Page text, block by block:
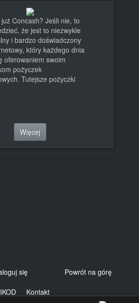
Concash? Jeśli nie, to
że jest to niezwykle
i bardzo doświadczony
który każdego dnia
oferowaniem swoim
pożyczek
Tutejsze pożyczki
Więcej
Powrót na górę
się
Kontakt